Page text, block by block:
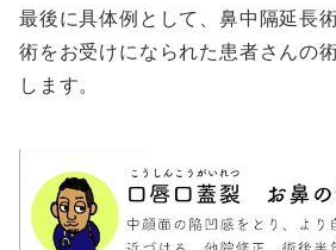
最後に具体例として、鼻中隔延長
術をお受けになられた患者さんの
します。